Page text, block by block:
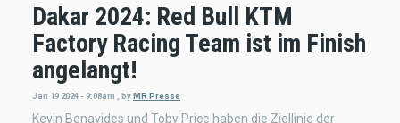
Dakar 2024: Red Bull KTM
Factory Racing Team ist im Finish
angelangt!
Jan 19 2024 - 9:08am byMR Presse
Kevin Benavides und Toby Price haben die Ziellinie der